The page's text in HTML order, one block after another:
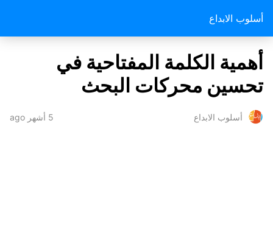
أسلوب الابداع
أهمية الكلمة المفتاحية في
تحسين محركات البحث
أسلوب الابداع 5 أشهر ago